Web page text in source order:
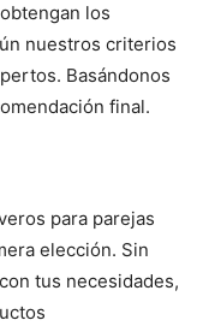
los
nuestros criterios
Basándonos
final.
para parejas
elección. Sin
tus necesidades,